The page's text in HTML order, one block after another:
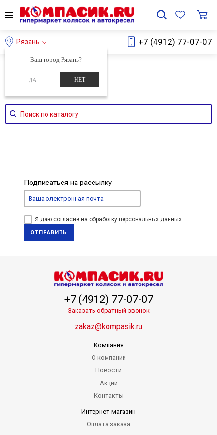
Рязань
Ваш город Рязань?
ДА НЕТ
+7 (4912) 77-07-07
Главная Каталог
Поиск по каталогу
Подписаться на рассылку
Я даю согласие на обработку персональных данных
ОТПРАВИТЬ
+7 (4912) 77-07-07
Заказать обратный звонок
zakaz@kompasik.ru
Компания
О компании
Новости
Акции
Контакты
Интернет-магазин
Оплата заказа